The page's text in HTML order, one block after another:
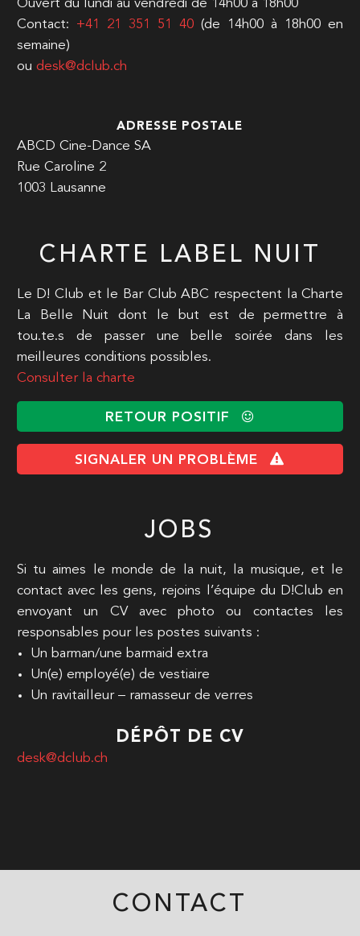
Ouvert du lundi au vendredi de 14h00 à 18h00
Contact: +41 21 351 51 40 (de 14h00 à 18h00 en
semaine)
ou desk@dclub.ch
ADRESSE POSTALE
ABCD Cine-Dance SA
Rue Caroline 2
1003 Lausanne
CHARTE LABEL NUIT
Le D! Club et le Bar Club ABC respectent la Charte
La Belle Nuit dont le but est de permettre à
tou.te.s de passer une belle soirée dans les
meilleures conditions possibles.
Consulter la charte
RETOUR POSITIF
SIGNALER UN PROBLÈME
JOBS
Si tu aimes le monde de la nuit, la musique, et le
contact avec les gens, rejoins l’équipe du D!Club en
envoyant un CV avec photo ou contactes les
responsables pour les postes suivants :
Un barman/une barmaid extra
Un(e) employé(e) de vestiaire
Un ravitailleur – ramasseur de verres
DÉPÔT DE CV
desk@dclub.ch
CONTACT